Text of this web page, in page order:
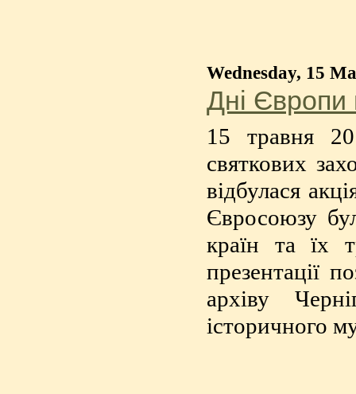
Wednesday, 15
Дні Європи
15 травня
святкових
відбулася
Євросоюзу
країн та їх
презентації
архіву
історичного